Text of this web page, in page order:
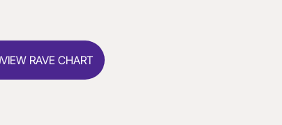
VIEW RAVE CHART